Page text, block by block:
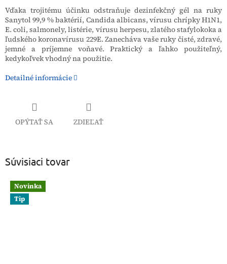
Vďaka trojitému účinku odstraňuje dezinfekčný gél na ruky
Sanytol 99,9 % baktérií, Candida albicans, vírusu chrípky H1N1,
E. coli, salmonely, listérie, vírusu herpesu, zlatého stafylokoka a
ľudského koronavírusu 229E.Zanecháva vaše ruky čisté, zdravé,
jemné a príjemne voňavé.Praktický a ľahko použiteľný,
kedykoľvek vhodný na použitie.
Detailné informácie
OPÝTAŤ SA ZDIEĽAŤ
Súvisiaci tovar
Novinka
Tip